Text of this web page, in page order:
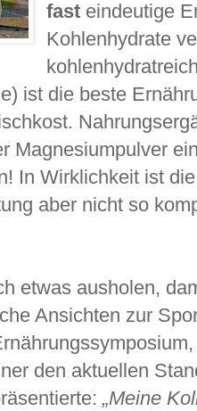
fast eindeutige
Kohlenhydrate
ist die beste
Magnesiumpulver
In Wirklichkeit ist
aber nicht so
etwas ausholen,
Ansichten zur
den aktuellen
„Meine